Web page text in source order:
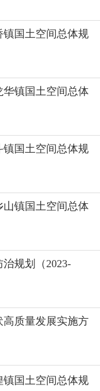
国土空间总体规
镇国土空间总体
国土空间总体规
镇国土空间总体
规划（2023-
质量发展实施方
国土空间总体规